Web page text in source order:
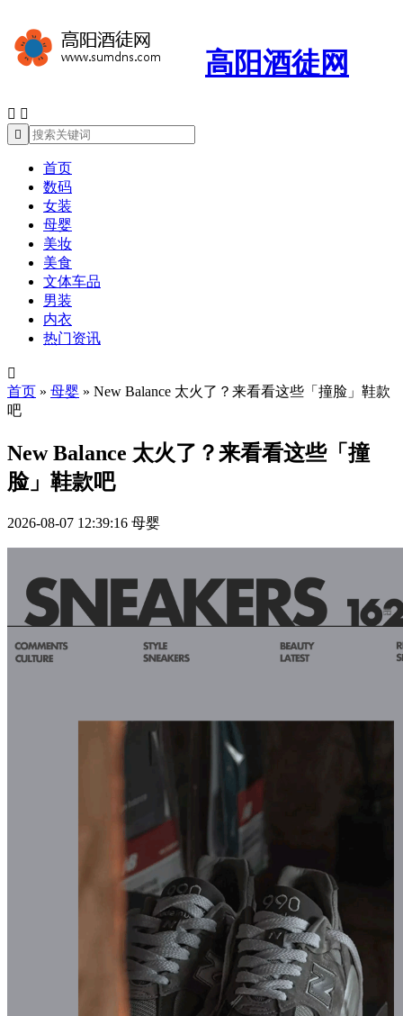
高阳酒徒网
 

首页
数码
女装
母婴
美妆
美食
文体车品
男装
内衣
热门资讯

首页 » 母婴 » New Balance 太火了？来看看这些「撞脸」鞋款
吧
New Balance 太火了？来看看这些「撞
脸」鞋款吧
2026-08-07 12:39:16 母婴